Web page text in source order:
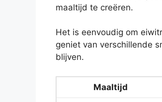
maaltijd te creëren.
Het is eenvoudig om
geniet van verschillende
blijven.
Maaltijd